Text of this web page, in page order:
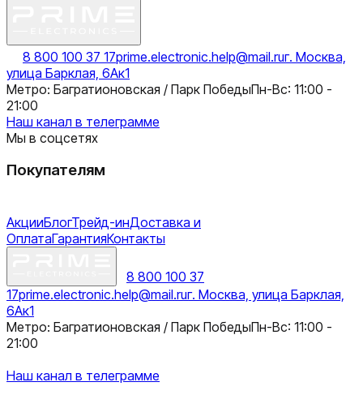
8 800 100 37 17prime.electronic.help@mail.ruг. Москва,
улица Барклая, 6Ак1
Метро: Багратионовская / Парк ПобедыПн-Вс: 11:00 -
21:00
Наш канал в телеграмме
Мы в соцсетях
Покупателям
АкцииБлогТрейд-инДоставка и
ОплатаГарантияКонтакты
8 800 100 37
17prime.electronic.help@mail.ruг. Москва, улица Барклая,
6Ак1
Метро: Багратионовская / Парк ПобедыПн-Вс: 11:00 -
21:00
Наш канал в телеграмме